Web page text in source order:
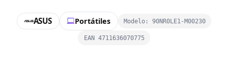
ASUS Portátiles Modelo: 90NR0LE1-M00230
EAN 4711636070775